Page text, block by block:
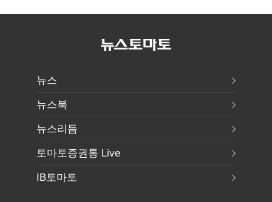
뉴스
뉴스북
뉴스리듬
토마토증권통 Live
IB토마토